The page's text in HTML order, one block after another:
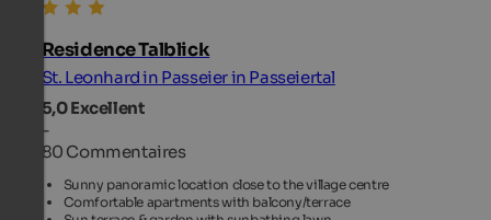
Residence Talblick
St. Leonhard in Passeier in Passeiertal
5,0Excellent
-
80 Commentaires
Sunny panoramic location close to the village centre
Comfortable apartments with balcony/terrace